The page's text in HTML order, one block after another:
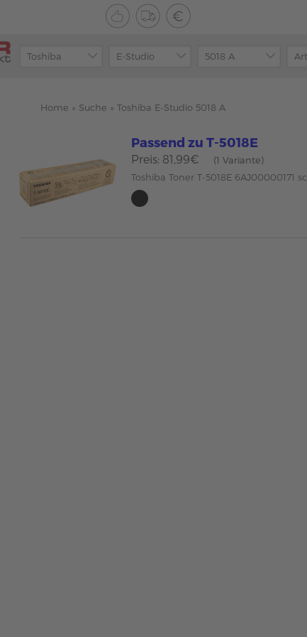
Home » Suche » Toshiba E-Studio 5018 A
Passend zu T-5018E
Preis: 81,99€
(1 Variante)
Toshiba Toner T-5018E 6AJ00000171